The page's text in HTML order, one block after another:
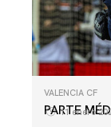
VALENCIA CF
PARTE
11 enero